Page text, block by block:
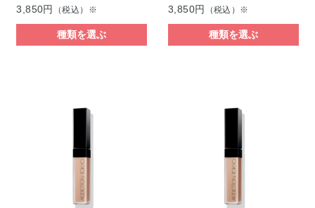
3,850円 （税込）※
種類を選ぶ
3,850円 （税込）※
種類を選ぶ